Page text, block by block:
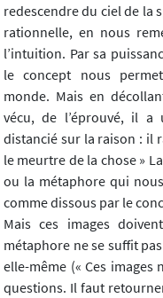
redescendre du ciel de la
rationnelle, en nous
l’intuition. Par sa
le concept nous
monde. Mais en
vécu, de l’éprouvé, il
distancié sur la raison : il
le meurtre de la chose »
ou la métaphore qui
comme dissous par le
Mais ces images
métaphore ne se suffit
elle-même (« Ces
questions. Il faut